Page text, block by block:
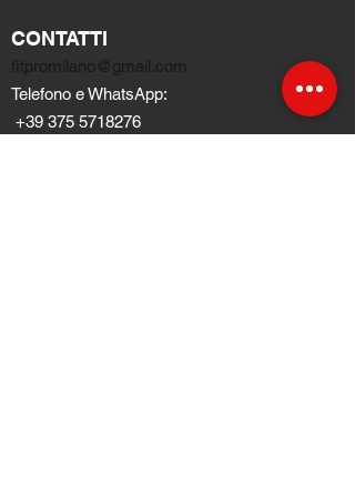
CONTATTI
fitpromilano@gmail.com
Telefono eWhatsApp:
+39 375 5718276